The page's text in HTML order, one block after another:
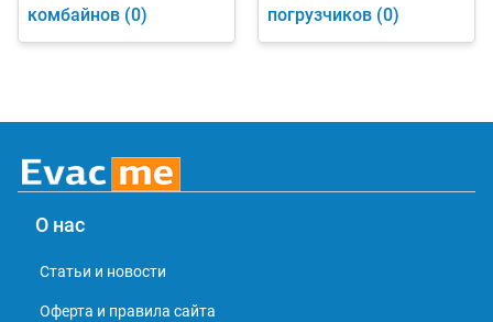
комбайнов (0)
погрузчиков (0)
О нас
Статьи и новости
Оферта и правила сайта